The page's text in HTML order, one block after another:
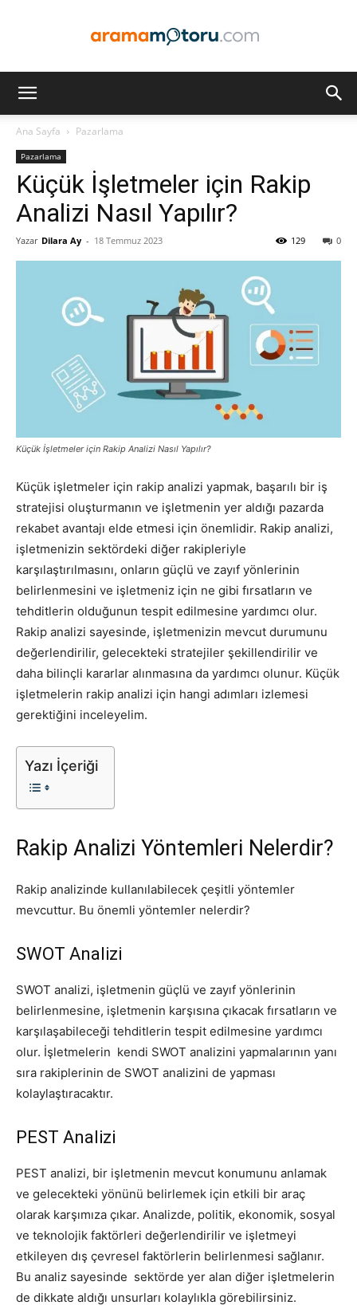
ve
Pazarlaması
SEO,
SEM,
ASO,
Ana Sayfa Pazarlama
Pazarlama
Küçük İşletmeler için Rakip
Analizi Nasıl Yapılır?
Yazar Dilara Ay - 18 Temmuz 2023 0
129
Küçük İşletmeler için Rakip Analizi Nasıl Yapılır?
Küçük işletmeler için rakip analizi yapmak, başarılı bir iş
stratejisi oluşturmanın ve işletmenin yer aldığı pazarda
rekabet avantajı elde etmesi için önemlidir. Rakip analizi,
işletmenizin sektördeki diğer rakipleriyle
karşılaştırılmasını, onların güçlü ve zayıf yönlerinin
belirlenmesini ve işletmeniz için ne gibi fırsatların ve
tehditlerin olduğunun tespit edilmesine yardımcı olur.
Rakip analizi sayesinde, işletmenizin mevcut durumunu
değerlendirilir, gelecekteki stratejiler şekillendirilir ve
daha bilinçli kararlar alınmasına da yardımcı olunur. Küçük
işletmelerin rakip analizi için hangi adımları izlemesi
gerektiğini inceleyelim.
Yazı İçeriği
Rakip Analizi Yöntemleri Nelerdir?
Rakip analizinde kullanılabilecek çeşitli yöntemler
mevcuttur. Bu önemli yöntemler nelerdir?
SWOT Analizi
SWOT analizi, işletmenin güçlü ve zayıf yönlerinin
belirlenmesine, işletmenin karşısına çıkacak fırsatların ve
karşılaşabileceği tehditlerin tespit edilmesine yardımcı
olur. İşletmelerin kendi SWOT analizini yapmalarının yanı
sıra rakiplerinin de SWOT analizini de yapması
kolaylaştıracaktır.
PEST Analizi
PEST analizi, bir işletmenin mevcut konumunu anlamak
ve gelecekteki yönünü belirlemek için etkili bir araç
olarak karşımıza çıkar. Analizde, politik, ekonomik, sosyal
ve teknolojik faktörleri değerlendirilir ve işletmeyi
etkileyen dış çevresel faktörlerin belirlenmesi sağlanır.
Bu analiz sayesinde sektörde yer alan diğer işletmelerin
de dikkate aldığı unsurları kolaylıkla görebilirsiniz.